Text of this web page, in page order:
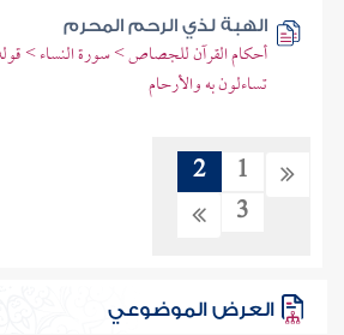
الهبة لذي الرحم المحرم
أحكام القرآن للجصاص > سورة النساء > قوله
تساءلون به والأرحام
1
2
3
العرض الموضوعي